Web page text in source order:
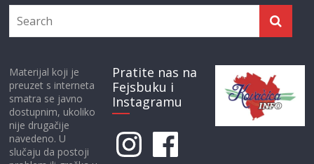
Materijal koji je
preuzet s interneta
smatra se javno
dostupnim, ukoliko
nije drugačije
navedeno. U
slučaju da postoji
Pratite nas na
Fejsbuku i
Instagramu
InstagramFacebook